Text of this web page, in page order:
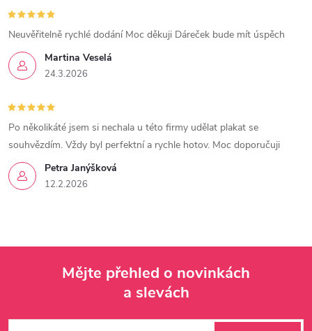
Martina Veselá
24.3.2026
Neuvěřitelně rychlé dodání Moc děkuji Dáreček bude mít úspěch
Petra Janýšková
12.2.2026
Po několikáté jsem si nechala u této firmy udělat plakat se
souhvězdím. Vždy byl perfektní a rychle hotov. Moc doporučuji
Mějte přehled o novinkách
a slevách